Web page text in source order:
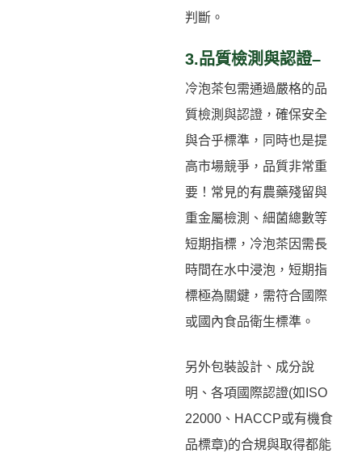
判斷。
3.品質檢測與認證–
冷泡茶包需通過嚴格的品
質檢測與認證，確保安全
與合乎標準，同時也是提
高市場競爭，品質非常重
要！常見的有農藥殘留與
重金屬檢測、細菌總數等
短期指標，冷泡茶因需長
時間在水中浸泡，短期指
標極為關鍵，需符合國際
或國內食品衛生標準。
另外包裝設計、成分說
明、各項國際認證(如ISO
22000、HACCP或有機食
品標章)的合規與取得都能